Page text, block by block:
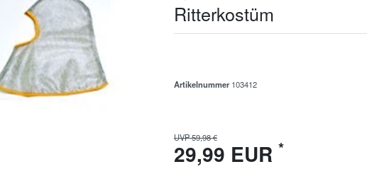
Ritterkostüm
Artikelnummer 103412
UVP 59,98 €
29,99 EUR *